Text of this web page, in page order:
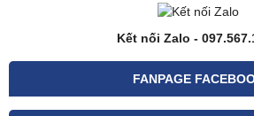
Kết nối Zalo -
FANPAGE